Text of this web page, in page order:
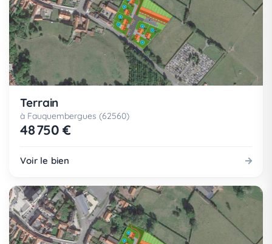
Terrain
à Fauquembergues (62560)
48 750 €
Voir le bien